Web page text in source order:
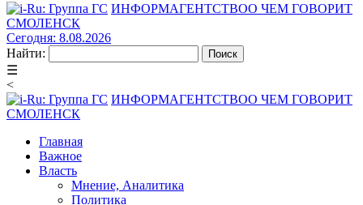
ИНФОРМАГЕНТСТВОО ЧЕМ ГОВОРИТ
СМОЛЕНСК
Сегодня: 8.08.2026
Найти:
☰
<
ИНФОРМАГЕНТСТВОО ЧЕМ ГОВОРИТ
СМОЛЕНСК
Главная
Важное
Власть
Мнение, Аналитика
Политика